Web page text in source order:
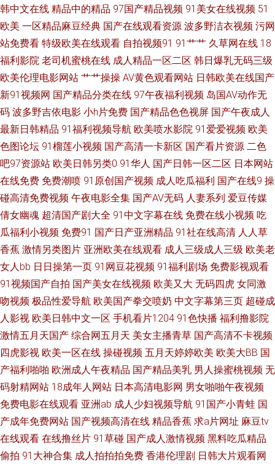
国产精品熟女一区 亚洲色福利天堂 肏屄视频一区 欧洲香蕉av电影 91精品无
码 国产成人在线综合 日韩操逼一区二区 91密臀久久 日韩无码久久级 91香蕉
电影院 熟妇人妻精品一区二区 男人天堂AV三级片 亚洲国产91线视频 色情仓
库 91黄色刺激 91官方传媒免费线观看 91丝袜网站 91香蕉视频在线观 91网
站永久免费看视频 传媒91福利 激情文学怡春院 青青草原黄色视频 性欧美久
久 91情爱论坛 久久aw精品 性女精品 国产91系列在线 午夜福利A∨AV无码
av草逼网 美女尤物强操 91黄色在线观看 国产精品自拍一区 无码砖区 91淫黄
欧美精选 性爱福利视频网站 www黄ww 欧美区一区二A片视频 91国产黑丝原
创亚洲 蜜桃社一区二区 91传媒免费观看视频 大香蕉在线看91视频 亚洲一区
日韩激 99人与兽 日韩无码丝袜网址 91美女艹逼网站 国产香蕉8 91N免费网
站 国产色久悠悠 亚洲操逼色图 91在线资源视频 老司机剧场 97欧美人妻一区
二区 欧美色图在线视频91 91国产福利在线视频 女同网址 91看淫黄大片 九
色吃瓜八卦91在线 伊人婷婷久久狠狠网 国产AV福利综合 少妇福利导航 91视
频线上免费观看 久草福利在线视频 91视频免费视频 青青草999热 91麻豆精
韩中文在线 精品中的精品 97国产精品视频 91美女在线视频 51
欧美 一区精品麻豆经典 国产在线观看资源 波多野洁衣视频 污网
站免费看 特级欧美在线观看 自拍视频91 91艹艹 久草网在线 18
福利影院 老司机蜜桃在线 成人精品一区二区 韩日爆乳无码三级
欧美伦理电影网站 艹艹操操 AV黄色观看网站 日韩欧美在线国产
新91视频网 国产精品分类在线 97午夜福利视频 岛国AV动作无
码 波多野吉依电影 小h片免费 国产精品色色视屏 国产午夜成人
最新日韩精品 91福利视频导航 欧美喷水影院 91爱爱视频 欧美
色图论坛 91榴莲小视频 国产高清一卡新区 国产看片资源 二色
吧97资源站 欧美日韩另类0 91华人 国产日韩一区二区 日本网站
在线免费 免费潮喷 91原创国产视频 成人吃瓜福利 国产在线9 操
碰高清免费视频 午夜电影全集 国产AV无码 人妻系列 爱豆传媒
倩女幽魂 超清国产剧大全 91中文字幕在线 免费在线小视频 吃
瓜福利小视频 免费91 国产日产亚洲精品 91社在线高清 人人草
香蕉 激情另类图片 亚洲欧美在线观看 成人三级成人三级 欧美老
女人bb 日日操第一页 91网豆花视频 91福利剧场 免费影视观看
91视频国产自拍 国产美女在线视频 欧美又大 无码四虎 女同激
吻视频 极品性爱导航 欧美国产拳交喷奶 中文字幕第三页 超碰成
人影视 欧美日韩中文一区 手机看片1204 91色快播 福利撸影院
激情五月天国产 综合网五月天 美女主播青草 国产高清不卡视频
四虎影视 欧美一区在线 操碰视频 五月天婷婷欧美 欧美大BB 国
产福利啪啪 欧洲成人午夜精品 国产精品美乳 男人操蜜桃视频 无
码射精网站 18成年人网站 日本高清电影网 男女啪啪午夜视频
免费电影在线观看 亚洲ab 成人少妇视频导航 91国产小青蛙 国
产成年免费网站 国产视频高清在线 精品香蕉 求a片网址 麻豆tv
在线观看 在线撸丝片 91草碰 国产成人激情视频 黑料吃瓜精品
偷拍 91大神合集 成人拍拍拍免费 香港伦理剧 日韩大片观看网